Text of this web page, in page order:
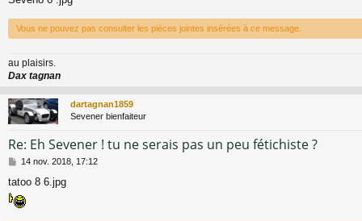
g
e
Vous ne pouvez pas consulter les pièces jointes insérées à ce message.
au plaisirs.
Dax tagnan
dartagnan1859
Sevener bienfaiteur
Re: Eh Sevener ! tu ne serais pas un peu fétichiste ?
M
s
s
a
14 nov. 2018, 17:12
tatoo 8 6.jpg